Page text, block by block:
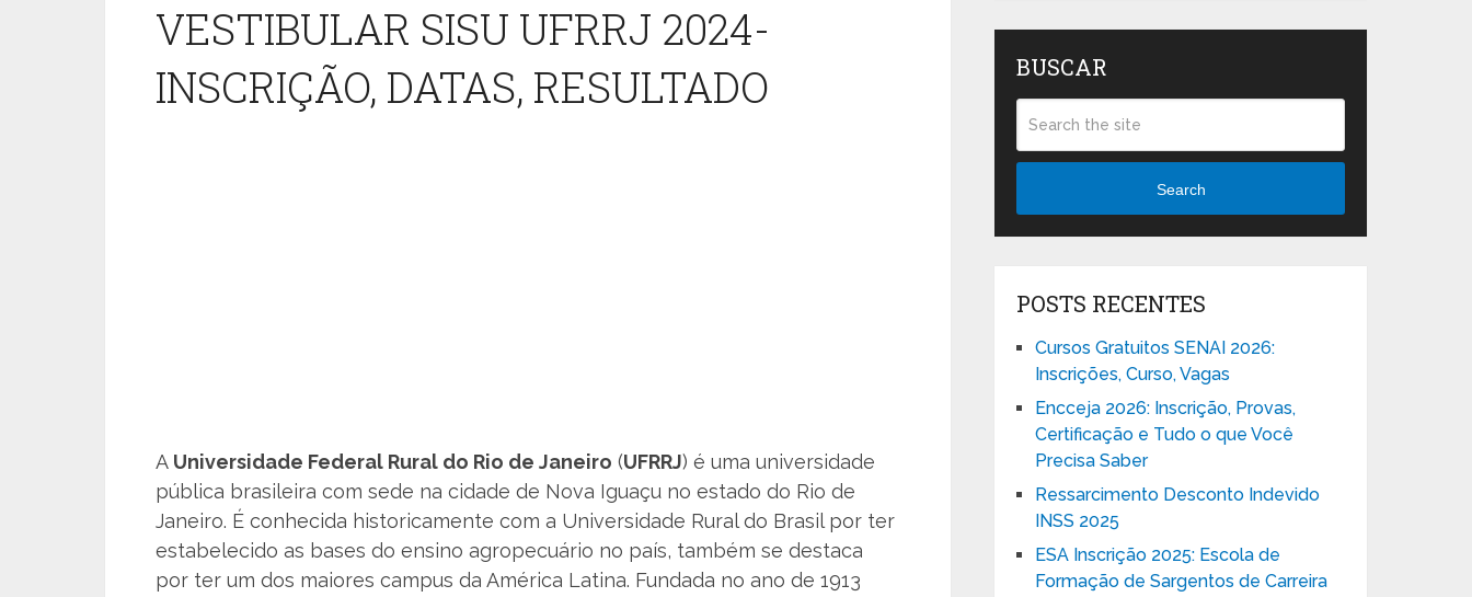
VESTIBULAR SISU UFRRJ 2024-
INSCRIÇÃO, DATAS, RESULTADO
A Universidade Federal Rural do Rio de Janeiro (UFRRJ) é uma universidade
pública brasileira com sede na cidade de Nova Iguaçu no estado do Rio de
Janeiro. É conhecida historicamente com a Universidade Rural do Brasil por ter
estabelecido as bases do ensino agropecuário no país, também se destaca
por ter um dos maiores campus da América Latina. Fundada no ano de 1913
BUSCAR
Search
POSTS RECENTES
Cursos Gratuitos SENAI 2026:
Inscrições, Curso, Vagas
Encceja 2026: Inscrição, Provas,
Certificação e Tudo o que Você
Precisa Saber
Ressarcimento Desconto Indevido
INSS 2025
ESA Inscrição 2025: Escola de
Formação de Sargentos de Carreira